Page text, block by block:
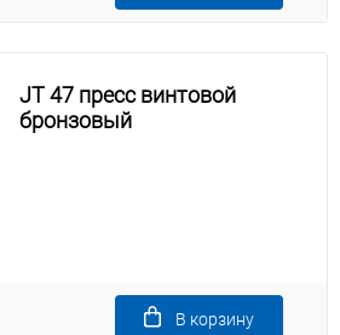
JT 47 пресс винтовой
бронзовый
В корзину